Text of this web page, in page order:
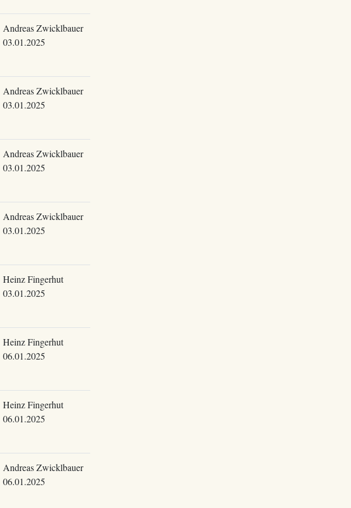
Andreas Zwicklbauer
03.01.2025
Andreas Zwicklbauer
03.01.2025
Andreas Zwicklbauer
03.01.2025
Andreas Zwicklbauer
03.01.2025
Heinz Fingerhut
03.01.2025
Heinz Fingerhut
06.01.2025
Heinz Fingerhut
06.01.2025
Andreas Zwicklbauer
06.01.2025